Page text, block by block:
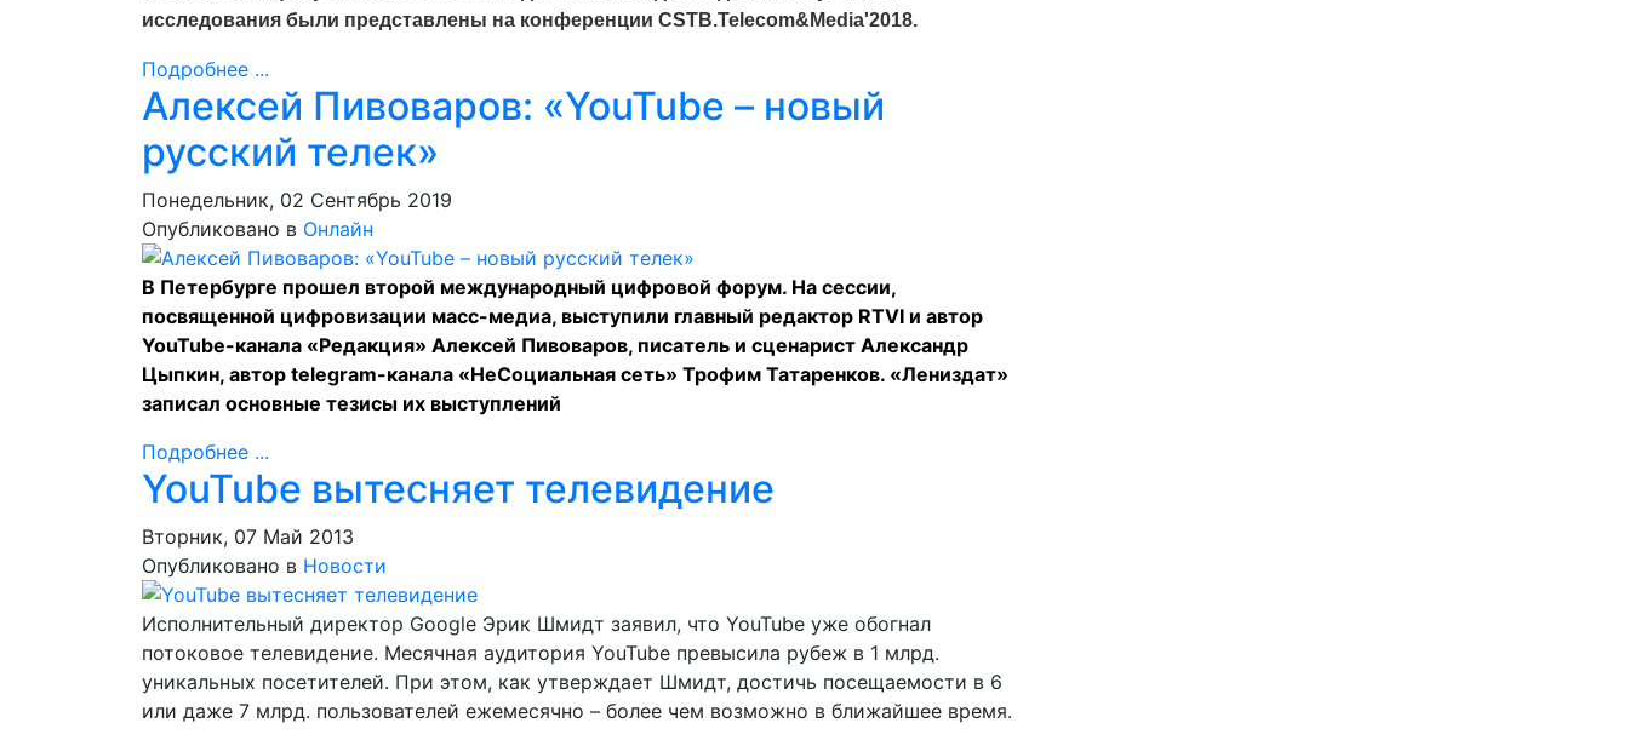
исследования были представлены на конференции CSTB.Telecom&Media'2018.
Подробнее ...
Алексей Пивоваров: «YouTube – новый
русский телек»
Понедельник, 02 Сентябрь 2019
Опубликовано в Онлайн
В Петербурге прошел второй международный цифровой форум. На сессии,
посвященной цифровизации масс-медиа, выступили главный редактор RTVI и автор
YouTube-канала «Редакция» Алексей Пивоваров, писатель и сценарист Александр
Цыпкин, автор telegram-канала «НеСоциальная сеть» Трофим Татаренков. «Лениздат»
записал основные тезисы их выступлений
Подробнее ...
YouTube вытесняет телевидение
Вторник, 07 Май 2013
Опубликовано в Новости
Исполнительный директор Google Эрик Шмидт заявил, что YouTube уже обогнал
потоковое телевидение. Месячная аудитория YouTube превысила рубеж в 1 млрд.
уникальных посетителей. При этом, как утверждает Шмидт, достичь посещаемости в 6
или даже 7 млрд. пользователей ежемесячно – более чем возможно в ближайшее время.